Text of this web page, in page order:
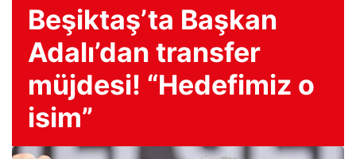
Beşiktaş’ta Başkan
Adalı’dan transfer
müjdesi! “Hedefimiz o
isim”